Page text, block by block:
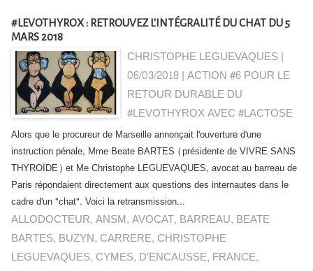
#LEVOTHYROX : RETROUVEZ L'INTÉGRALITÉ DU CHAT DU 5
MARS 2018
CHRISTOPHE LEGUEVAQUES |
06/03/2018|ACTION #6 POUR LE
RETOUR DURABLE DU
#LEVOTHYROX AVEC #LACTOSE
Alors que le procureur de Marseille annonçait l'ouverture d'une
instruction pénale, Mme Beate BARTES (présidente de VIVRE SANS
THYROÏDE) et Me Christophe LEGUEVAQUES, avocat au barreau de
Paris répondaient directement aux questions des internautes dans le
cadre d'un "chat". Voici la retransmission...
ALLODOCTEUR,ANSM,AVOCAT, BARREAU, BEATE
BARTES, BUZYN, CARRERE, CHRISTOPHE
LEGUEVAQUES, CYMES, D'ENCAUSSE, FRANCE,